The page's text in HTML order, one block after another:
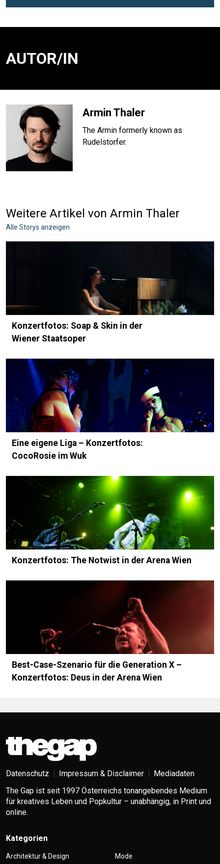
AUTOR/IN
Armin Thaler
The Armin formerly known as
Rudelstorfer.
Weitere Artikel von Armin Thaler
Alle Storys anzeigen
Konzertfotos: Soap & Skin in der
Wiener Staatsoper
Eine eigene Liga – Konzertfotos:
CocoRosie im Wuk
Konzertfotos: The Notwist in der Arena Wien
Best-Case-Szenario für die Generation X –
Konzertfotos: Deus in der Arena Wien
Datenschutz Impressum & Disclaimer
Mediadaten
The Gap ist seit 1997 Österreichs tonangebendes Medium
für kreatives Leben und Popkultur – unabhängig, in Print und
online.
Kategorien
Architektur & Design
Mode